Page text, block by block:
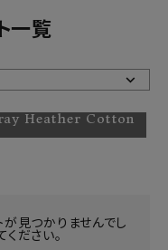
一覧
Heather Cotton
見つかりませんでし
ださい。